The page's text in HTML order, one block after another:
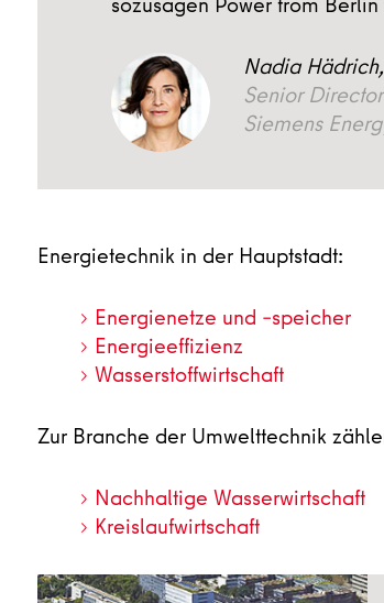
Nadia Hädrich,
Senior
Siemens
Energietechnik in der Hauptstadt:
Energienetze und –speicher
Energieeffizienz
Wasserstoffwirtschaft
Zur Branche der Umwelttechnik
Nachhaltige Wasserwirtschaft
Kreislaufwirtschaft